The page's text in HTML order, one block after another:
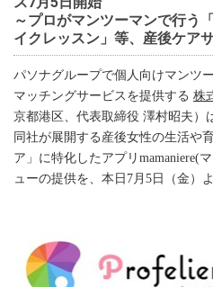
～プロがマンツーマンで行う
イクレッスン」等、産後ケア
パソナグループで個人向けマンツ
マッチングサービスを提供する 株
京都港区、代表取締役 澤村昭夫）
同社が展開する産後女性の生活や
ア」に特化したアプリmamaniere(
ューの提供を、本日7月5日（金）